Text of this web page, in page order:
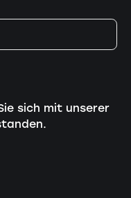
sich mit unserer